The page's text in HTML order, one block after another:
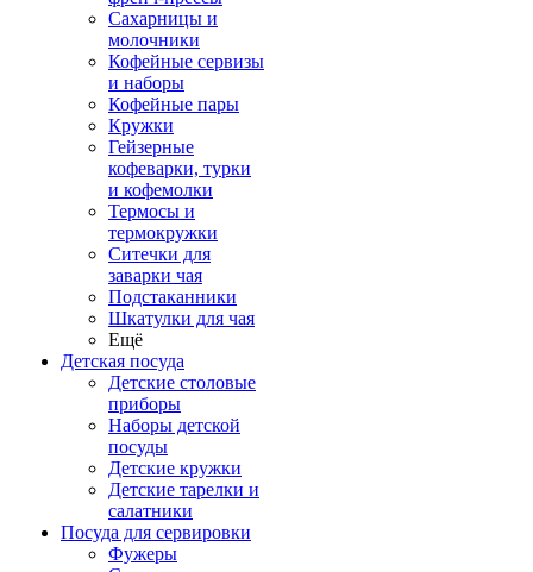
Сахарницы и
молочники
Кофейные сервизы
и наборы
Кофейные пары
Кружки
Гейзерные
кофеварки, турки
и кофемолки
Термосы и
термокружки
Ситечки для
заварки чая
Подстаканники
Шкатулки для чая
Ещё
Детская посуда
Детские столовые
приборы
Наборы детской
посуды
Детские кружки
Детские тарелки и
салатники
Посуда для сервировки
Фужеры